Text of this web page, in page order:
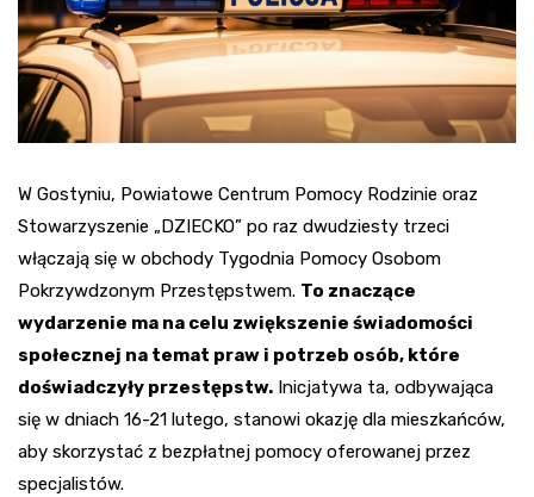
W Gostyniu, Powiatowe Centrum Pomocy Rodzinie oraz
Stowarzyszenie „DZIECKO” po raz dwudziesty trzeci
włączają się w obchody Tygodnia Pomocy Osobom
Pokrzywdzonym Przestępstwem. To znaczące
wydarzenie ma na celu zwiększenie świadomości
społecznej na temat praw i potrzeb osób, które
doświadczyły przestępstw. Inicjatywa ta, odbywająca
się w dniach 16-21 lutego, stanowi okazję dla mieszkańców,
aby skorzystać z bezpłatnej pomocy oferowanej przez
specjalistów.